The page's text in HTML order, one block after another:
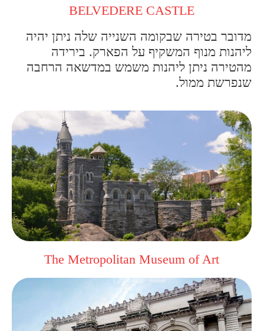
BELVEDERE CASTLE
מדובר בטירה שבקומה השנייה שלה ניתן יהיה
ליהנות מנוף המשקיף על הפארק. בירידה
מהטירה ניתן ליהנות משמש במדשאה הרחבה
שנפרשת ממול.
The Metropolitan Museum of Art